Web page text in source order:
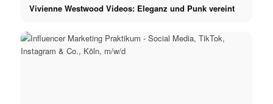
Vivienne Westwood Videos: Eleganz und Punk vereint